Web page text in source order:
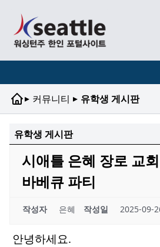
▸ 커뮤니티 ▸ 유학생 게시판
유학생 게시판
시애틀 은혜 장로 교
바베큐 파티
작성자 은혜 작성일 2025-09-
안녕하세요.